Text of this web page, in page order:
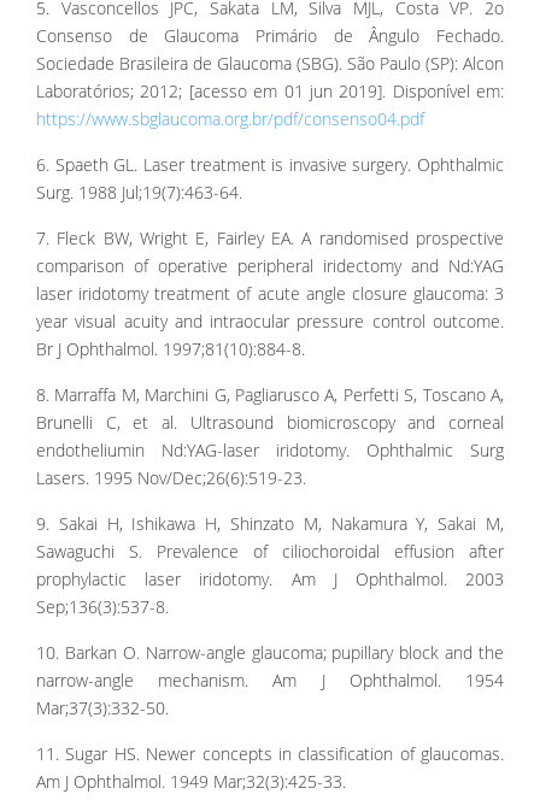
5. Vasconcellos JPC, Sakata LM, Silva MJL, Costa VP. 2o
Consenso de Glaucoma Primário de Ângulo Fechado.
Sociedade Brasileira de Glaucoma (SBG). São Paulo (SP): Alcon
Laboratórios; 2012; [acesso em 01 jun 2019]. Disponível em:
https://www.sbglaucoma.org.br/pdf/consenso04.pdf
6. Spaeth GL. Laser treatment is invasive surgery. Ophthalmic
Surg. 1988 Jul;19(7):463-64.
7. Fleck BW, Wright E, Fairley EA. A randomised prospective
comparison of operative peripheral iridectomy and Nd:YAG
laser iridotomy treatment of acute angle closure glaucoma: 3
year visual acuity and intraocular pressure control outcome.
Br J Ophthalmol. 1997;81(10):884-8.
8. Marraffa M, Marchini G, Pagliarusco A, Perfetti S, Toscano A,
Brunelli C, et al. Ultrasound biomicroscopy and corneal
endotheliumin Nd:YAG-laser iridotomy. Ophthalmic Surg
Lasers. 1995 Nov/Dec;26(6):519-23.
9. Sakai H, Ishikawa H, Shinzato M, Nakamura Y, Sakai M,
Sawaguchi S. Prevalence of ciliochoroidal effusion after
prophylactic laser iridotomy. Am J Ophthalmol. 2003
Sep;136(3):537-8.
10. Barkan O. Narrow-angle glaucoma; pupillary block and the
narrow-angle mechanism. Am J Ophthalmol. 1954
Mar;37(3):332-50.
11. Sugar HS. Newer concepts in classification of glaucomas.
Am J Ophthalmol. 1949 Mar;32(3):425-33.